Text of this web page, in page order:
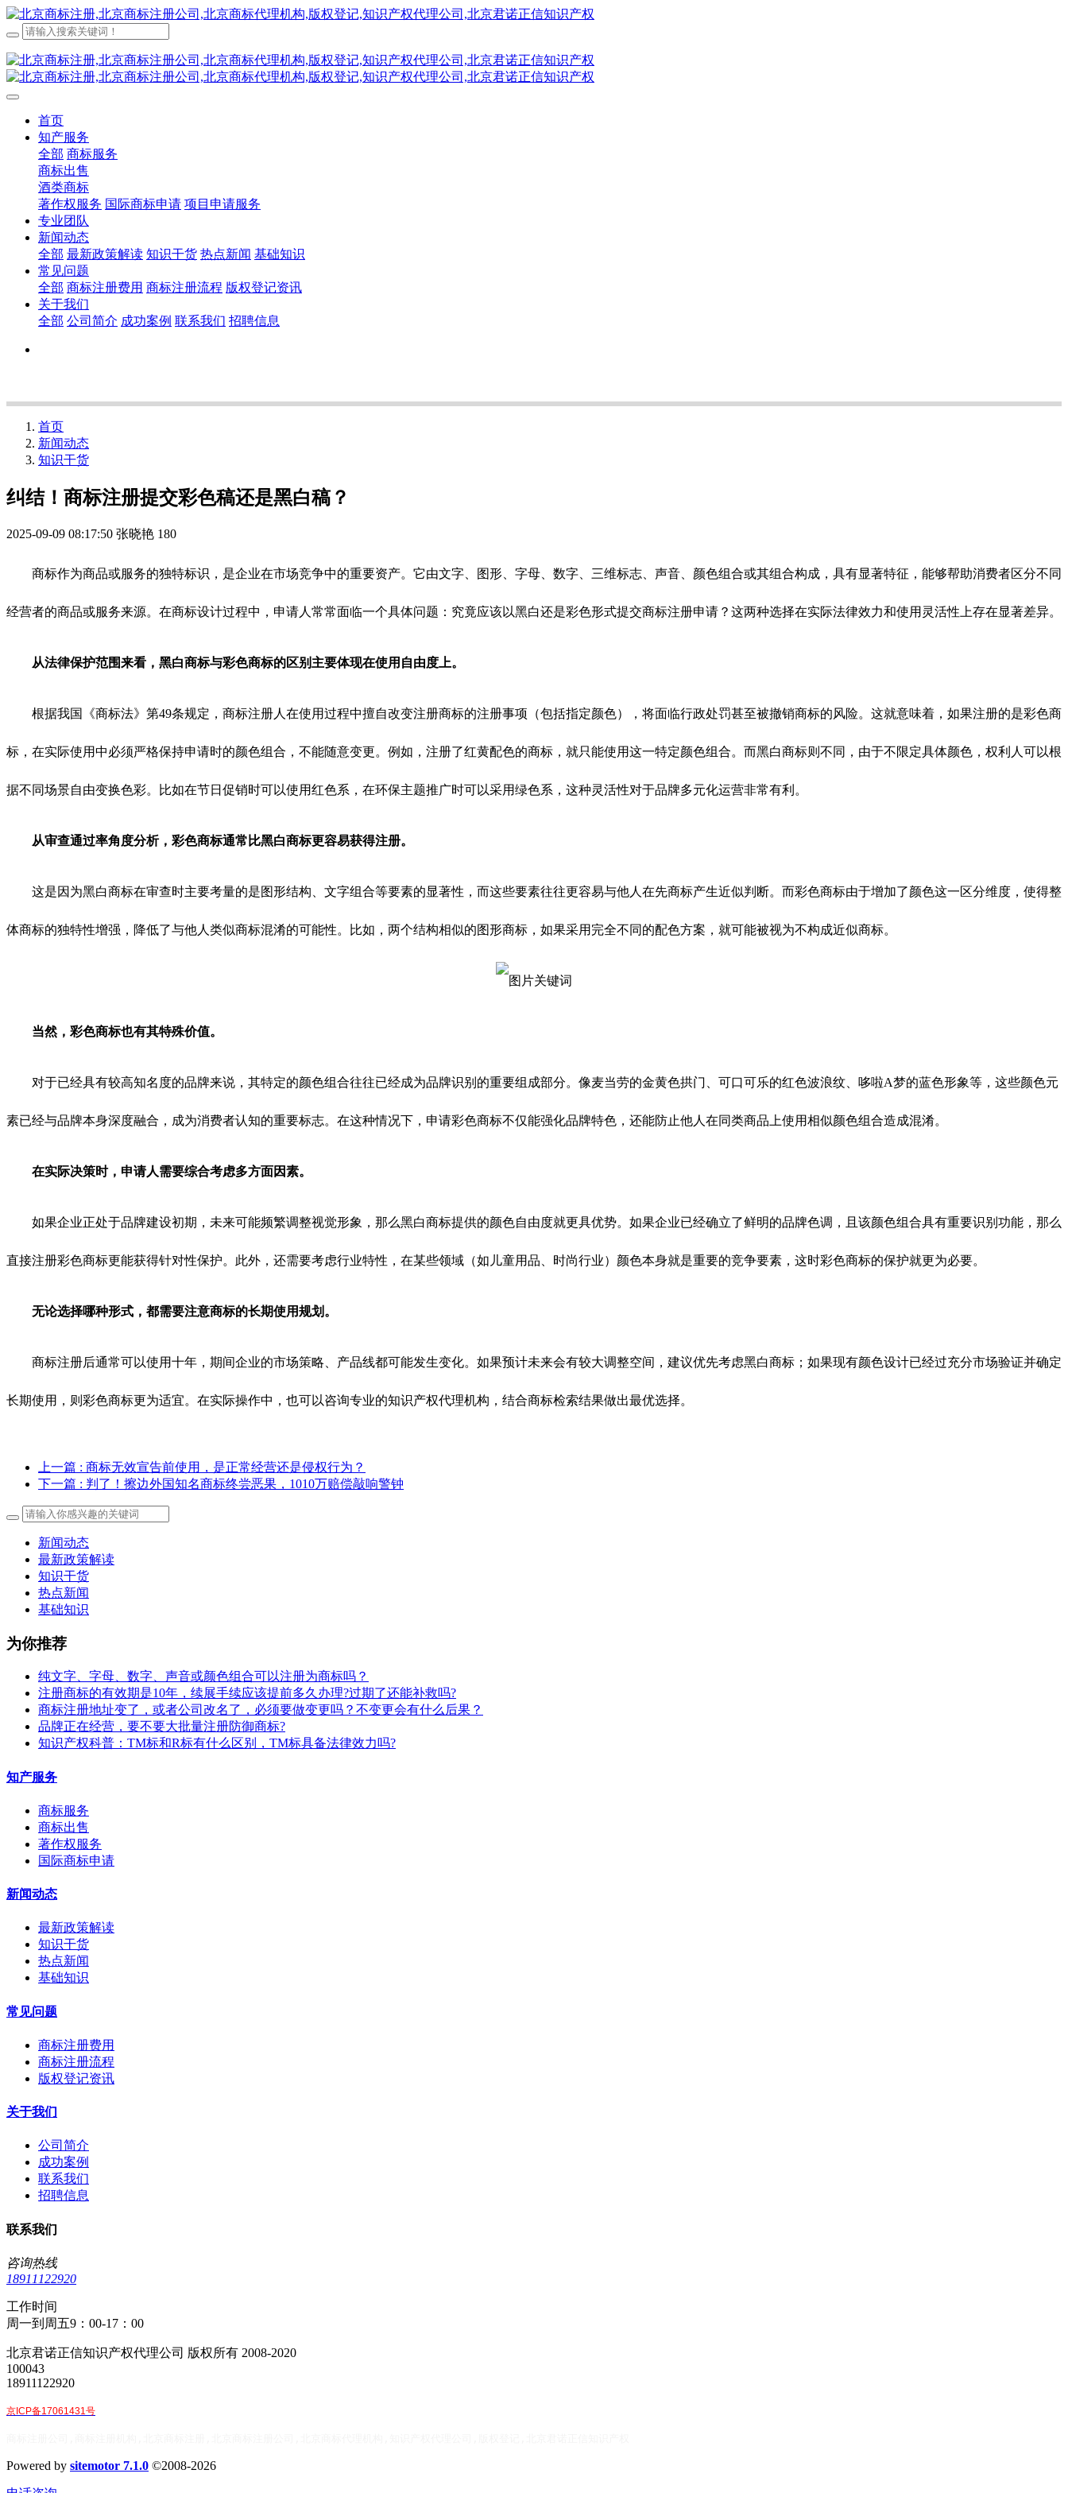
首页
知产服务
全部 商标服务
商标出售
酒类商标
著作权服务 国际商标申请 项目申请服务
专业团队
新闻动态
全部 最新政策解读 知识干货 热点新闻 基础知识
常见问题
全部 商标注册费用 商标注册流程 版权登记资讯
关于我们
全部 公司简介 成功案例 联系我们 招聘信息
首页
新闻动态
知识干货
纠结！商标注册提交彩色稿还是黑白稿？
2025-09-09 08:17:50 张晓艳 180
商标作为商品或服务的独特标识，是企业在市场竞争中的重要资产。它由文字、图形、字母、数字、三维标志、声音、颜色组合或其组合构成，具有显著特征，能够帮助消费者区分不同
经营者的商品或服务来源。在商标设计过程中，申请人常常面临一个具体问题：究竟应该以黑白还是彩色形式提交商标注册申请？这两种选择在实际法律效力和使用灵活性上存在显著差异。
从法律保护范围来看，黑白商标与彩色商标的区别主要体现在使用自由度上。
根据我国《商标法》第49条规定，商标注册人在使用过程中擅自改变注册商标的注册事项（包括指定颜色），将面临行政处罚甚至被撤销商标的风险。这就意味着，如果注册的是彩色商
标，在实际使用中必须严格保持申请时的颜色组合，不能随意变更。例如，注册了红黄配色的商标，就只能使用这一特定颜色组合。而黑白商标则不同，由于不限定具体颜色，权利人可以根
据不同场景自由变换色彩。比如在节日促销时可以使用红色系，在环保主题推广时可以采用绿色系，这种灵活性对于品牌多元化运营非常有利。
从审查通过率角度分析，彩色商标通常比黑白商标更容易获得注册。
这是因为黑白商标在审查时主要考量的是图形结构、文字组合等要素的显著性，而这些要素往往更容易与他人在先商标产生近似判断。而彩色商标由于增加了颜色这一区分维度，使得整
体商标的独特性增强，降低了与他人类似商标混淆的可能性。比如，两个结构相似的图形商标，如果采用完全不同的配色方案，就可能被视为不构成近似商标。
当然，彩色商标也有其特殊价值。
对于已经具有较高知名度的品牌来说，其特定的颜色组合往往已经成为品牌识别的重要组成部分。像麦当劳的金黄色拱门、可口可乐的红色波浪纹、哆啦A梦的蓝色形象等，这些颜色元
素已经与品牌本身深度融合，成为消费者认知的重要标志。在这种情况下，申请彩色商标不仅能强化品牌特色，还能防止他人在同类商品上使用相似颜色组合造成混淆。
在实际决策时，申请人需要综合考虑多方面因素。
如果企业正处于品牌建设初期，未来可能频繁调整视觉形象，那么黑白商标提供的颜色自由度就更具优势。如果企业已经确立了鲜明的品牌色调，且该颜色组合具有重要识别功能，那么
直接注册彩色商标更能获得针对性保护。此外，还需要考虑行业特性，在某些领域（如儿童用品、时尚行业）颜色本身就是重要的竞争要素，这时彩色商标的保护就更为必要。
无论选择哪种形式，都需要注意商标的长期使用规划。
商标注册后通常可以使用十年，期间企业的市场策略、产品线都可能发生变化。如果预计未来会有较大调整空间，建议优先考虑黑白商标；如果现有颜色设计已经过充分市场验证并确定
长期使用，则彩色商标更为适宜。在实际操作中，也可以咨询专业的知识产权代理机构，结合商标检索结果做出最优选择。
上一篇 : 商标无效宣告前使用，是正常经营还是侵权行为？
下一篇 : 判了！擦边外国知名商标终尝恶果，1010万赔偿敲响警钟
新闻动态
最新政策解读
知识干货
热点新闻
基础知识
为你推荐
纯文字、字母、数字、声音或颜色组合可以注册为商标吗？
注册商标的有效期是10年，续展手续应该提前多久办理?过期了还能补救吗?
商标注册地址变了，或者公司改名了，必须要做变更吗？不变更会有什么后果？
​品牌正在经营，要不要大批量注册防御商标?
知识产权科普：TM标和R标有什么区别，TM标具备法律效力吗?
知产服务
商标服务
商标出售
著作权服务
国际商标申请
新闻动态
最新政策解读
知识干货
热点新闻
基础知识
常见问题
商标注册费用
商标注册流程
版权登记资讯
关于我们
公司简介
成功案例
联系我们
招聘信息
联系我们
咨询热线
18911122920
工作时间
周一到周五9：00-17：00
北京君诺正信知识产权代理公司 版权所有 2008-2020
100043
18911122920
京ICP备17061431号
Powered by sitemotor 7.1.0 ©2008-2026